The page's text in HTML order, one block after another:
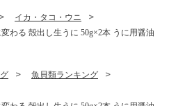
イカ・タコ・ウニ
わる 殻出し生うに 50g×2本 うに用醤油
魚貝類ランキング